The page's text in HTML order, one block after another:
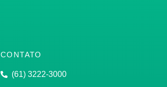
CONTATO
(61) 3222-3000